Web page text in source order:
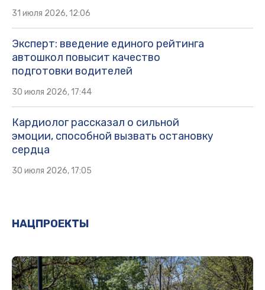
31 июля 2026, 12:06
Эксперт: введение единого рейтинга
автошкол повысит качество
подготовки водителей
30 июля 2026, 17:44
Кардиолог рассказал о сильной
эмоции, способной вызвать остановку
сердца
30 июля 2026, 17:05
НАЦПРОЕКТЫ